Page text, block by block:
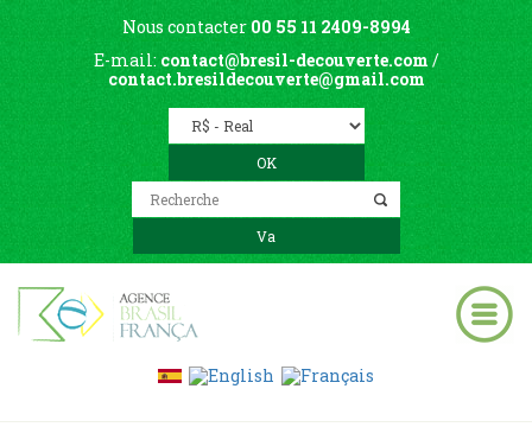
Nous contacter 00 55 11 2409-8994
E-mail: contact@bresil-decouverte.com /
contact.bresildecouverte@gmail.com